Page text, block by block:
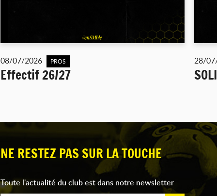
08/07/2026 PROS
Effectif 26/27
28/
NE RESTEZ PAS SUR LA TOUCHE
Toute l'actualité du club est dans notre newsletter